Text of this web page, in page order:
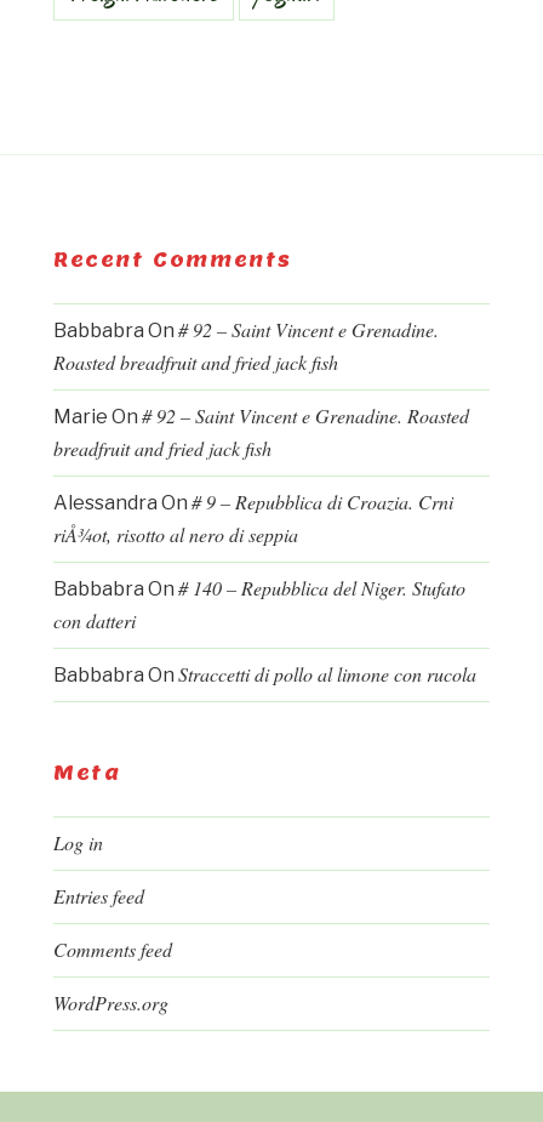
Recent Comments
Babbabra On # 92 – Saint Vincent e Grenadine.
Roasted breadfruit and fried jack fish
Marie On # 92 – Saint Vincent e Grenadine. Roasted
breadfruit and fried jack fish
Alessandra On # 9 – Repubblica di Croazia. Crni
riÅ¾ot, risotto al nero di seppia
Babbabra On # 140 – Repubblica del Niger. Stufato
con datteri
Babbabra On Straccetti di pollo al limone con rucola
Meta
Log in
Entries feed
Comments feed
WordPress.org